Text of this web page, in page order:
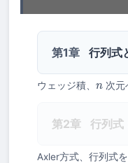
第1章 行列式
ウェッジ積、 n 次元
第2章 行列式
Axler方式、行列式